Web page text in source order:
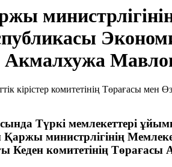
Акмалхужа
Түркі мемлекеттері
министрлігінің
Кеден комитетінің